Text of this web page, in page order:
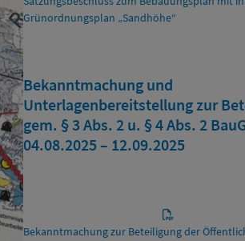
Grünordnungsplan „Sandhöhe“
Bekanntmachung und
Unterlagenbereitstellung zur
gem. § 3 Abs. 2 u. § 4 Abs. 2
04.08.2025 – 12.09.2025
Bekanntmachung zur Beteiligung der